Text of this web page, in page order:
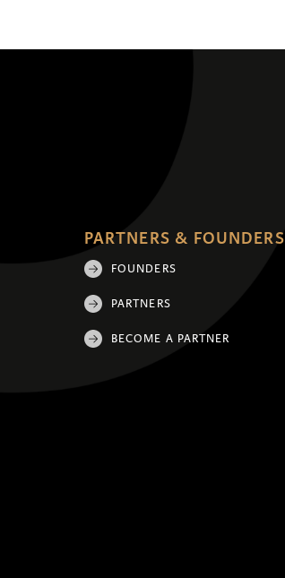
PARTNERS & FOUNDERS
FOUNDERS
PARTNERS
BECOME A PARTNER